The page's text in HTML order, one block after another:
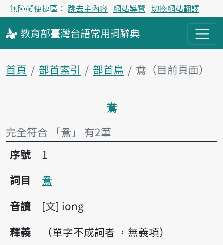
無障礙便捷區： 跳去主內容 網站導覽 切換網站翻譯
教育部臺灣台語常用詞辭典
首頁 部首索引 部首鳥 鴦（目前頁面）
主內容區塊
鴦
完全符合 「鴦」 有2筆
序號1鴦
序號
1
詞目
鴦
音讀
文 iong
釋義
（單字不成詞者 ，無義項）